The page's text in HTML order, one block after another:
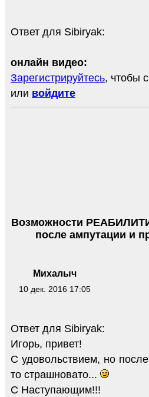
Ответ для Sibiryak:
онлайн видео:
Зарегистрируйтесь, чтобы
или войдите
Михалыч
10 дек. 2016 17:05
Возможности
после ампутации и
Ответ для Sibiryak:
Игорь, привет!
С удовольствием, но
то страшновато...
С Наступающим!!!